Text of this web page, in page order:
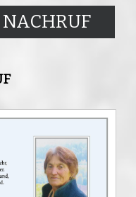
NACHRUF